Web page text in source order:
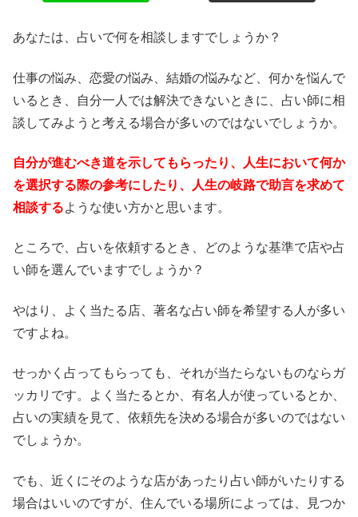
あなたは、占いで何を相談しますでしょうか？
仕事の悩み、恋愛の悩み、結婚の悩みなど、何かを悩んで
いるとき、自分一人では解決できないときに、占い師に相
談してみようと考える場合が多いのではないでしょうか。
自分が進むべき道を示してもらったり、人生において何か
を選択する際の参考にしたり、人生の岐路で助言を求めて
相談するような使い方かと思います。
ところで、占いを依頼するとき、どのような基準で店や占
い師を選んでいますでしょうか？
やはり、よく当たる店、著名な占い師を希望する人が多い
ですよね。
せっかく占ってもらっても、それが当たらないものならガ
ッカリです。よく当たるとか、有名人が使っているとか、
占いの実績を見て、依頼先を決める場合が多いのではない
でしょうか。
でも、近くにそのような店があったり占い師がいたりする
場合はいいのですが、住んでいる場所によっては、見つか